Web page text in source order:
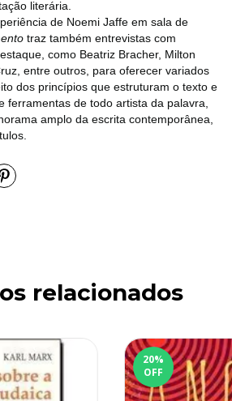
literária.
de Noemi Jaffe em sala de
traz também entrevistas com
como Beatriz Bracher, Milton
entre outros, para oferecer variados
dos princípios que estruturam o texto e
ferramentas de todo artista da palavra,
amplo da escrita contemporânea,
relacionados
20%
OFF